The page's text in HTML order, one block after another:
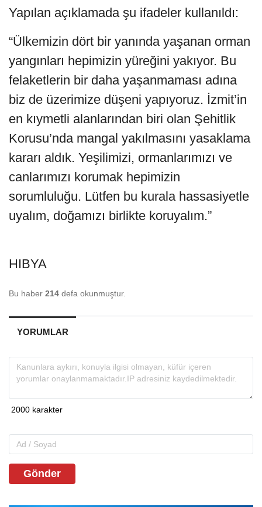
Yapılan açıklamada şu ifadeler kullanıldı:
“Ülkemizin dört bir yanında yaşanan orman
yangınları hepimizin yüreğini yakıyor. Bu
felaketlerin bir daha yaşanmaması adına
biz de üzerimize düşeni yapıyoruz. İzmit’in
en kıymetli alanlarından biri olan Şehitlik
Korusu’nda mangal yakılmasını yasaklama
kararı aldık. Yeşilimizi, ormanlarımızı ve
canlarımızı korumak hepimizin
sorumluluğu. Lütfen bu kurala hassasiyetle
uyalım, doğamızı birlikte koruyalım.”
HIBYA
Bu haber 214 defa okunmuştur.
YORUMLAR
Gönder